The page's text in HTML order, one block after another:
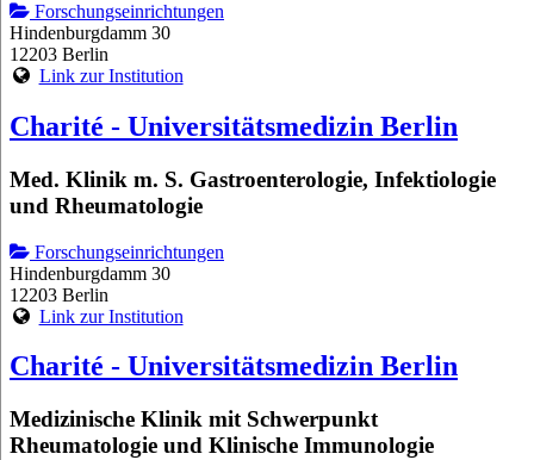
Forschungseinrichtungen
Hindenburgdamm 30
12203 Berlin
Link zur Institution
Charité - Universitätsmedizin Berlin
Med. Klinik m. S. Gastroenterologie, Infektiologie
und Rheumatologie
Forschungseinrichtungen
Hindenburgdamm 30
12203 Berlin
Link zur Institution
Charité - Universitätsmedizin Berlin
Medizinische Klinik mit Schwerpunkt
Rheumatologie und Klinische Immunologie